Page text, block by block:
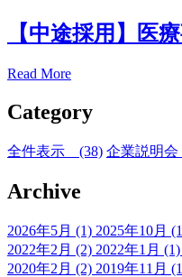
【中途採用】医
Read More
Category
全件表示 (38) 企業説明
Archive
2026年5月 (1) 2025年10月
2022年2月 (2) 2022年1月 (1)
2020年2月 (2) 2019年11月